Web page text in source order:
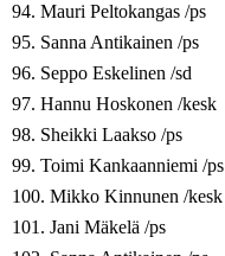
94. Mauri Peltokangas /ps
95. SannaAntikainen /ps
96. Seppo Eskelinen /sd
97. Hannu Hoskonen /kesk
98. Sheikki Laakso /ps
99. Toimi Kankaanniemi /ps
100. Mikko Kinnunen /kesk
101. Jani Mäkelä /ps